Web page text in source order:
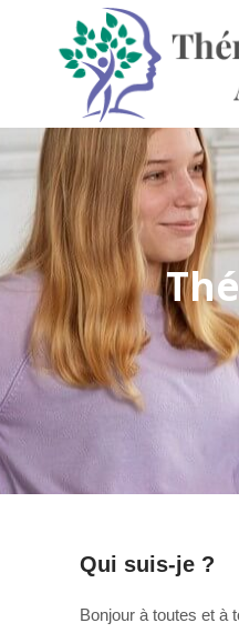
Qui suis-je ?
Bonjour à toutes et à